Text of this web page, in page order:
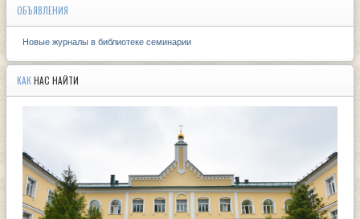
ОБЪЯВЛЕНИЯ
Новые журналы в библиотеке семинарии
КАКНАС НАЙТИ